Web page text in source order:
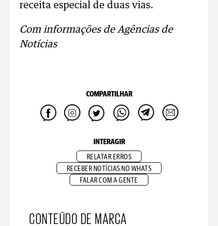
receita especial de duas vias.
Com informações de Agências de
Notícias
COMPARTILHAR
INTERAGIR
RELATAR ERROS
RECEBER NOTÍCIAS NO WHATS
FALAR COM A GENTE
CONTEÚDO DE MARCA